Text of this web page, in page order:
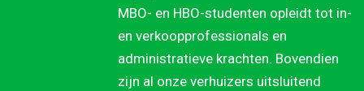
MBO- en HBO-studenten opleidt tot in-
en verkoopprofessionals en
administratieve krachten. Bovendien
zijn al onze verhuizers uitsluitend